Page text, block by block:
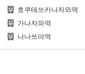
호쿠테쓰카나자와역
가나자와역
나나쓰야역